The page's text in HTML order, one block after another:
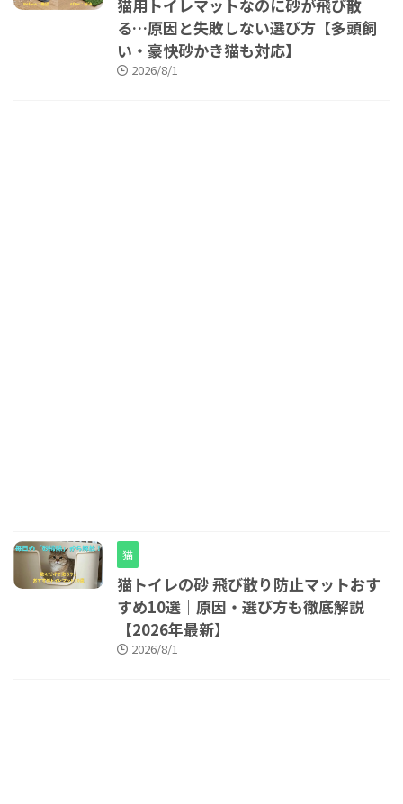
猫用トイレマットなのに砂が飛び散
る…原因と失敗しない選び方【多頭飼
い・豪快砂かき猫も対応】
2026/8/1
猫
猫トイレの砂 飛び散り防止マットおす
すめ10選｜原因・選び方も徹底解説
【2026年最新】
2026/8/1